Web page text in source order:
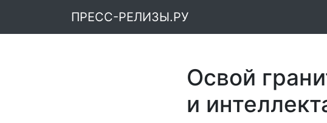
ПРЕСС-РЕЛИЗЫ.РУ
Освой
и